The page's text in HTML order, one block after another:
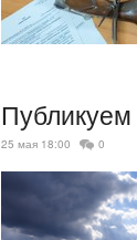
Публикуем
25 мая 18:00 0